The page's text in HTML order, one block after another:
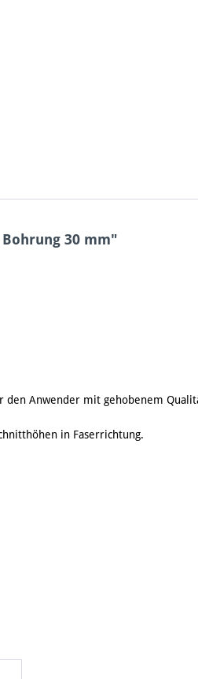
30 mm"
Anwender mit gehobenem
in Faserrichtung.